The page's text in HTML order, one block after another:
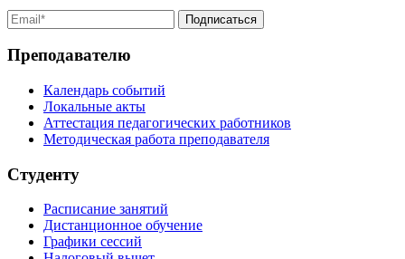
Преподавателю
Календарь событий
Локальные акты
Аттестация педагогических работников
Методическая работа преподавателя
Студенту
Расписание занятий
Дистанционное обучение
Графики сессий